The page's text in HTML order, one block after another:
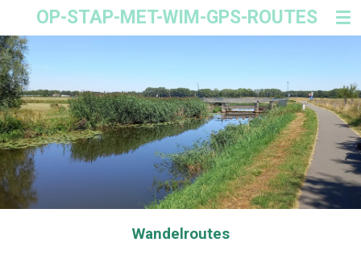
direct
naar
de
hoofdinhoud
OP-STAP-MET-WIM-GPS-ROUTES
Wandelroutes